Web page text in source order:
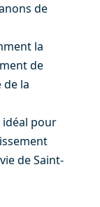
de
la
de
de la
pour
de Saint-